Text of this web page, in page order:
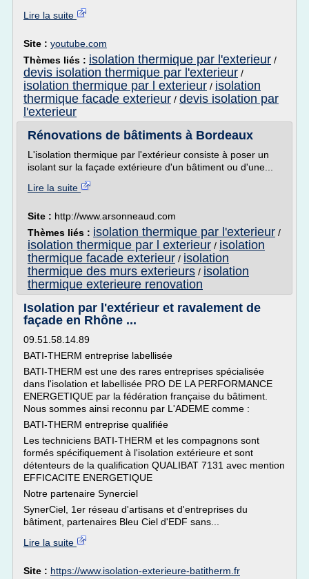
Lire la suite
Site : youtube.com
Thèmes liés : isolation thermique par l'exterieur /
devis isolation thermique par l'exterieur /
isolation thermique par l exterieur / isolation
thermique facade exterieur / devis isolation par
l'exterieur
Rénovations de bâtiments à Bordeaux
L'isolation thermique par l'extérieur consiste à poser un
isolant sur la façade extérieure d'un bâtiment ou d'une...
Lire la suite
Site : http://www.arsonneaud.com
Thèmes liés : isolation thermique par l'exterieur /
isolation thermique par l exterieur / isolation
thermique facade exterieur / isolation
thermique des murs exterieurs / isolation
thermique exterieure renovation
Isolation par l'extérieur et ravalement de
façade en Rhône ...
09.51.58.14.89
BATI-THERM entreprise labellisée
BATI-THERM est une des rares entreprises spécialisée
dans l'isolation et labellisée PRO DE LA PERFORMANCE
ENERGETIQUE par la fédération française du bâtiment.
Nous sommes ainsi reconnu par L'ADEME comme :
BATI-THERM entreprise qualifiée
Les techniciens BATI-THERM et les compagnons sont
formés spécifiquement à l'isolation extérieure et sont
détenteurs de la qualification QUALIBAT 7131 avec mention
EFFICACITE ENERGETIQUE
Notre partenaire Synerciel
SynerCiel, 1er réseau d'artisans et d'entreprises du
bâtiment, partenaires Bleu Ciel d'EDF sans...
Lire la suite
Site : https://www.isolation-exterieure-batitherm.fr